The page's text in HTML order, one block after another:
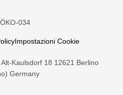
034
Impostazioni Cookie
Kaulsdorf 18 12621 Berlino
Germany